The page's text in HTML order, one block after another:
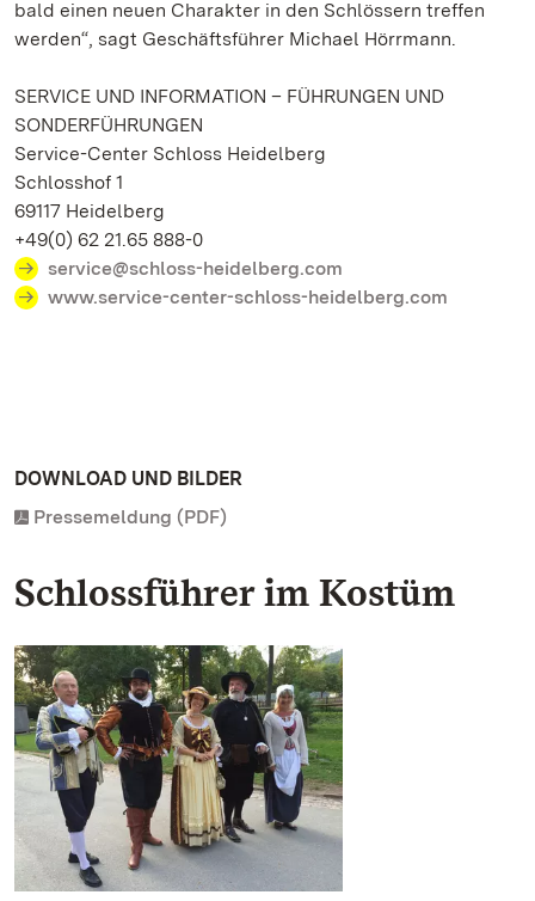
bald einen neuen Charakter in den Schlössern treffen
werden“, sagt Geschäftsführer Michael Hörrmann.
SERVICE UND INFORMATION – FÜHRUNGEN UND
SONDERFÜHRUNGEN
Service-Center Schloss Heidelberg
Schlosshof 1
69117 Heidelberg
+49(0) 62 21.65 888-0
service@schloss-heidelberg.com
www.service-center-schloss-heidelberg.com
DOWNLOAD UND BILDER
Pressemeldung (PDF)
Schlossführer im Kostüm